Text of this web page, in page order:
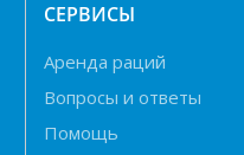
СЕРВИСЫ
Аренда раций
Вопросы и ответы
Помощь